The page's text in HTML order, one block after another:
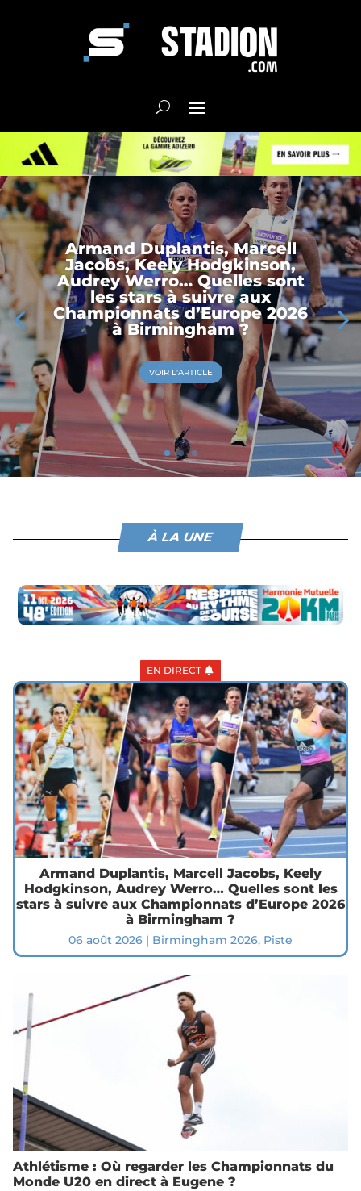
Armand Duplantis, Marcell
Jacobs, Keely Hodgkinson,
Audrey Werro… Quelles sont
les stars à suivre aux
Championnats d’Europe 2026
à Birmingham ?
VOIR L'ARTICLE
À LA UNE
EN DIRECT
Armand Duplantis, Marcell Jacobs, Keely
Hodgkinson, Audrey Werro… Quelles sont les
stars à suivre aux Championnats d’Europe 2026
à Birmingham ?
06 août 2026 | Birmingham 2026, Piste
Athlétisme : Où regarder les Championnats du
Monde U20 en direct à Eugene ?